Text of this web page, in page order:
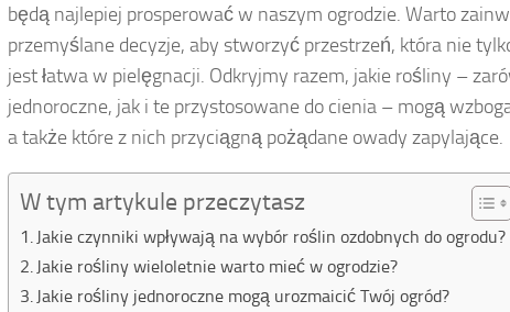
będą najlepiej prosperować w naszym ogrodzie. Warto
przemyślane decyzje, aby stworzyć przestrzeń, która nie
jest łatwa w pielęgnacji. Odkryjmy razem, jakie rośliny –
jednoroczne, jak i te przystosowane do cienia – mogą
a także które z nich przyciągną pożądane owady zapylające.
W tym artykule przeczytasz
Jakie czynniki wpływają na wybór roślin ozdobnych do ogrodu?
Jakie rośliny wieloletnie warto mieć w ogrodzie?
Jakie rośliny jednoroczne mogą urozmaicić Twój ogród?